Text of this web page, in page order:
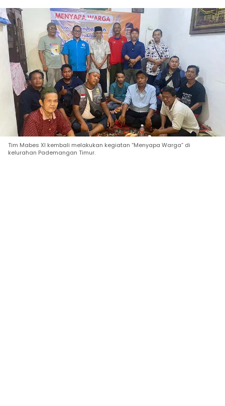
Tim Mabes XI kembali melakukan kegiatan “Menyapa Warga” di
kelurahan Pademangan Timur.